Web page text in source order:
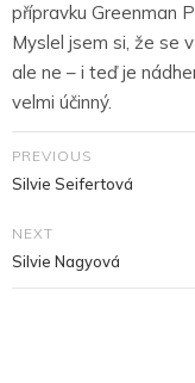
přípravku Greenman
Myslel jsem si, že se
ale ne – i teď je
velmi účinný.
PREVIOUS
Silvie Seifertová
NEXT
Silvie Nagyová